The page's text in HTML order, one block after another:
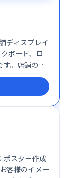
ディスプレイ
ボード、ロ
す。店舗の集
る様々なディ
導入できる
ネルまで、
はずです。
ポスター作成
客様のイメー